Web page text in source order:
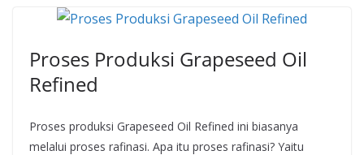
Proses Produksi Grapeseed Oil
Refined
Proses produksi Grapeseed Oil Refined ini biasanya
melalui proses rafinasi. Apa itu proses rafinasi? Yaitu